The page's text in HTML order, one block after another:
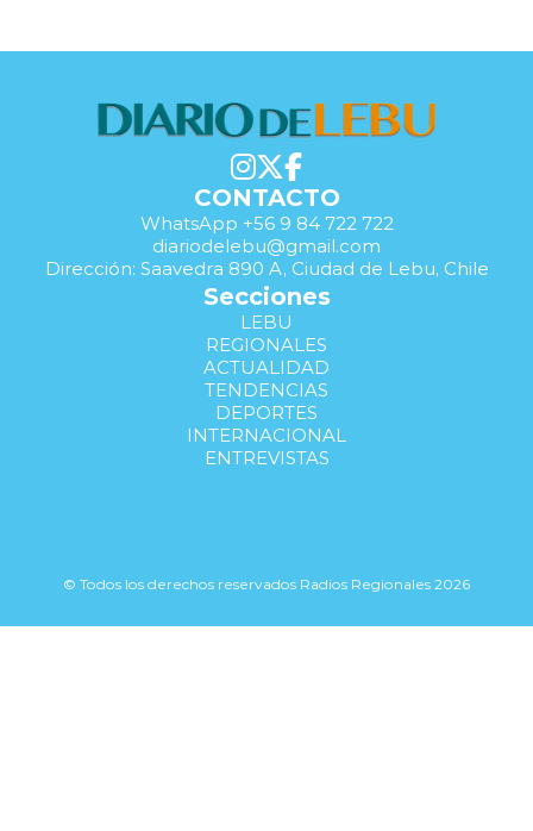
CONTACTO
WhatsApp +56 9 84 722 722
diariodelebu@gmail.com
Dirección: Saavedra 890 A, Ciudad de Lebu, Chile
Secciones
LEBU
REGIONALES
ACTUALIDAD
TENDENCIAS
DEPORTES
INTERNACIONAL
ENTREVISTAS
© Todos los derechos reservados Radios Regionales 2026